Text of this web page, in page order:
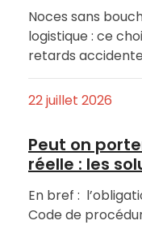
Noces sans
logistique : ce
retards
22 juillet 2026
Peut on
réelle : les
En bref :
Code de